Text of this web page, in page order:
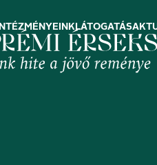
INTÉZMÉNYEINK LÁTOGATÁS